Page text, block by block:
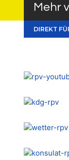
Mehr
DIREKT